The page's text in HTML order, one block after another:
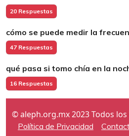
20 Respuestas
cómo se puede medir la
47 Respuestas
qué pasa si tomo chía en la
16 Respuestas
© aleph.org.mx 2023 Todos
Política de Privacidad